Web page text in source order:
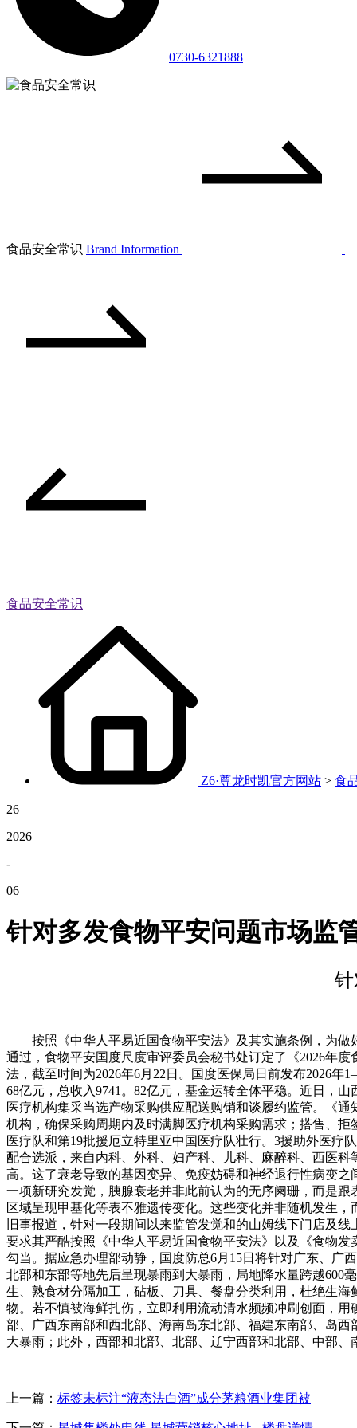
0730-6321888
食品安全常识 Brand Information
食品安全常识
Z6·尊龙时凯官方网站 > 食
26
2026
-
06
针对多发食物平安问题市场监
按照《中华人平易近国食物平安法》及其实施条例，为做
通过，食物平安国度尺度审评委员会秘书处订定了《2026年
法，截至时间为2026年6月22日。国度医保局日前发布2026
68亿元，总收入9741。82亿元，基金运转全体平稳。近日，
医疗机构集采当选产物采购供应配送购销和谈履约监管。《
机构，确保采购周期内及时满脚医疗机构采购需求；搭售、
医疗队和第19批援厄立特里亚中国医疗队壮行。3援助外医
配合选派，来自内科、外科、妇产科、儿科、麻醉科、西医
高。这了衰老导致的基因变异、免疫妨碍和神经退行性病变
一项新研究发觉，胰腺衰老并非此前认为的无序阑珊，而是
区域呈现甲基化等表不雅遗传变化。这些变化并非随机发生
旧事报道，针对一段期间以来监管发觉和的山姆线下门店及
要求其严酷按照《中华人平易近国食物平安法》以及《食物
勾当。据应急办理部动静，国度防总6月15日将针对广东、广
北部和东部等地先后呈现暴雨到大暴雨，局地降水量跨越600
生、熟食材分隔加工，砧板、刀具、餐盘分类利用，杜绝生
物。若不慎被海鲜扎伤，立即利用流动清水频频冲刷创面，
部、广西东南部和西北部、海南岛东北部、福建东南部、岛
大暴雨；此外，西部和北部、北部、辽宁西部和北部、中部
上一篇： 标签未标注“液态法白酒”成分茅粮酒业集团被